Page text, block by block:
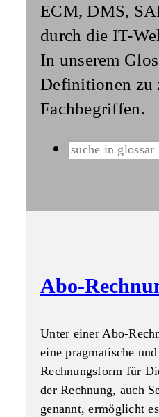
ECM, DMS,
durch die IT-
In unserem
Definitionen zu
Fachbegriffen.
Abo-
Unter einer Abo-
eine pragmatische
Rechnungsform für
der Rechnung, auch
genannt, ermöglicht